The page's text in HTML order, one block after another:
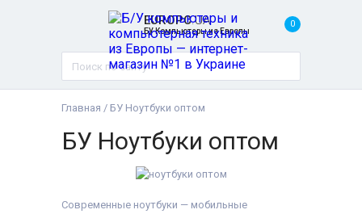
EUROPC.UA
БУ Компьютеры из Европы
0
Главная / БУ Ноутбуки оптом
БУ Ноутбуки оптом
Современные ноутбуки — мобильные